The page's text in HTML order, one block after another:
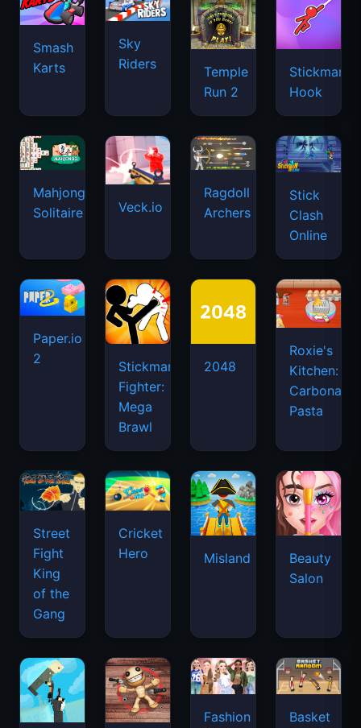
Smash
Karts
Sky
Riders
Temple
Run 2
Stickman
Hook
Mahjongg
Solitaire
Veck.io
Ragdoll
Archers
Stick
Clash
Online
Paper.io
2
Stickman
Fighter:
Mega
Brawl
2048
Roxie's
Kitchen:
Carbonara
Pasta
Street
Fight
King
of the
Gang
Cricket
Hero
Misland
Beauty
Salon
Fashion
Basket